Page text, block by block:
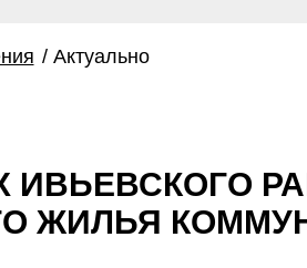
/ Актуально
ИВЬЕВСКОГО
ЖИЛЬЯ